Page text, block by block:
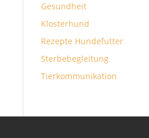
Gesundheit
Klosterhund
Rezepte Hundefutter
Sterbebegleitung
Tierkommunikation